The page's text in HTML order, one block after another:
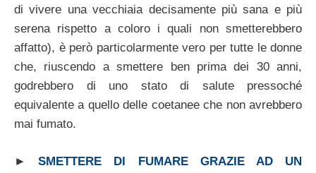
di vivere una vecchiaia decisamente più sana e più
serena rispetto a coloro i quali non smetterebbero
affatto), è però particolarmente vero per tutte le donne
che, riuscendo a smettere ben prima dei 30 anni,
godrebbero di uno stato di salute pressoché
equivalente a quello delle coetanee che non avrebbero
mai fumato.
►SMETTERE DI FUMARE GRAZIE AD UN